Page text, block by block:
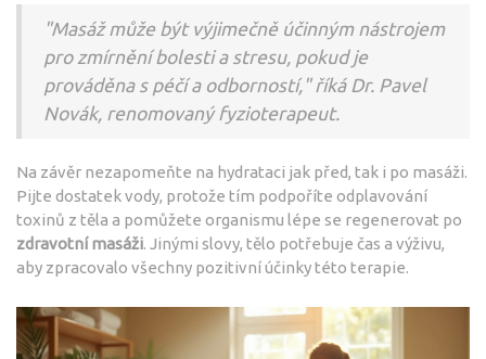
"Masáž může být výjimečně účinným nástrojem
pro zmírnění bolesti a stresu, pokud je
prováděna s péčí a odborností," říká Dr. Pavel
Novák, renomovaný fyzioterapeut.
Na závěr nezapomeňte na hydrataci jak před, tak i po masáži.
Pijte dostatek vody, protože tím podpoříte odplavování
toxinů z těla a pomůžete organismu lépe se regenerovat po
zdravotní masáži. Jinými slovy, tělo potřebuje čas a výživu,
aby zpracovalo všechny pozitivní účinky této terapie.